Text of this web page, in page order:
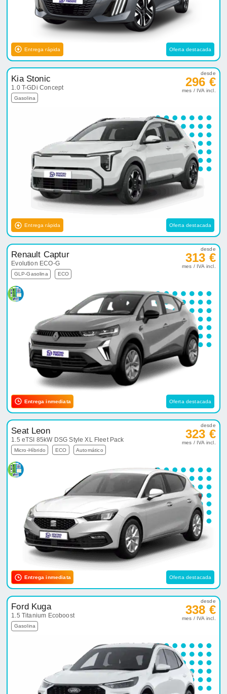
Entrega rápida Oferta destacada
Kia Stonic
1.0 T-GDi Concept
Gasolina
desde
296 €
mes / IVA incl.
Entrega rápida Oferta destacada
Renault Captur
Evolution ECO-G
GLP-Gasolina ECO
desde
313 €
mes / IVA incl.
Entrega inmediata Oferta destacada
Seat Leon
1.5 eTSI 85kW DSG Style XL Fleet Pack
Micro-Híbrido ECO Automático
desde
323 €
mes / IVA incl.
Entrega inmediata Oferta destacada
Ford Kuga
1.5 Titanium Ecoboost
Gasolina
desde
338 €
mes / IVA incl.